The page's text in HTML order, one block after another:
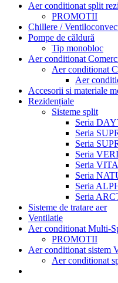
Aer conditionat split
PROMOTII
Chillere /
Pompe de căldură
Tip monobloc
Aer conditionat
Aer conditionat
Aer
Accesorii si materiale
Rezidențiale
Sisteme split
Seria
Seria
Seria
Seria
Seria
Seria
Seria
Seria
Sisteme de tratare aer
Ventilatie
Aer conditionat Multi-
PROMOTII
Aer conditionat sistem
Aer conditionat